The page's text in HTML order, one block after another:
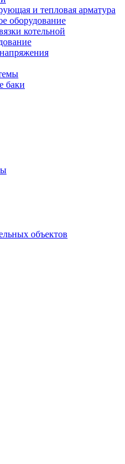
и тепловая арматура
оборудование
котельной
баки
объектов